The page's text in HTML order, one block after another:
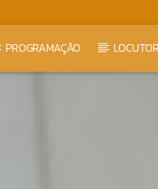
PROGRAMAÇÃO